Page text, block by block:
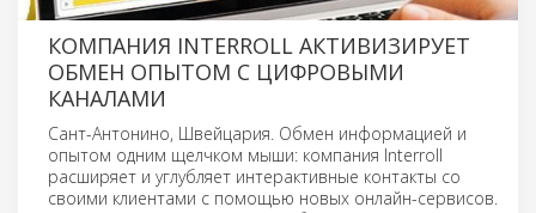
КОМПАНИЯ INTERROLL АКТИВИЗИРУЕТ
ОБМЕН ОПЫТОМ С ЦИФРОВЫМИ
КАНАЛАМИ
Сант-Антонино, Швейцария. Обмен информацией и
опытом одним щелчком мыши: компания Interroll
расширяет и углубляет интерактивные контакты со
своими клиентами с помощью новых онлайн-сервисов.